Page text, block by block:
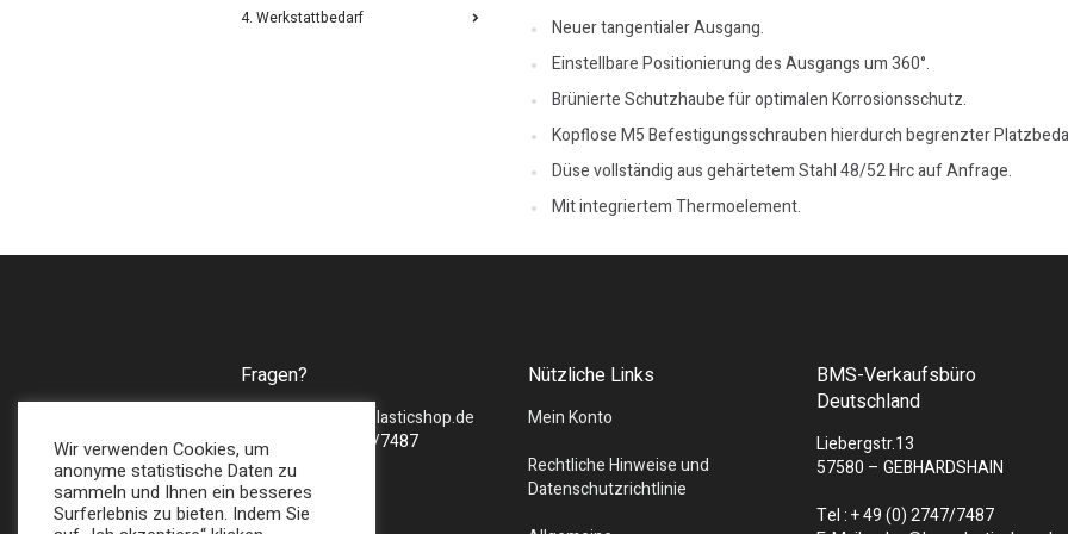
Neuer tangentialer Ausgang.
Einstellbare Positionierung des Ausgangs um 360°.
Brünierte Schutzhaube für optimalen Korrosionsschutz.
Kopflose M5 Befestigungsschrauben hierdurch begrenzter
Düse vollständig aus gehärtetem Stahl 48/52 Hrc auf Anfrage.
Mit integriertem Thermoelement.
4. Werkstattbedarf
Fragen?
sales@bmsplasticshop.de
Tel : + 49 (0) 2747/7487
Nützliche Links
Mein Konto
Rechtliche Hinweise und
Datenschutzrichtlinie
BMS-Verkaufsbüro
Deutschland
Liebergstr.13
57580 – GEBHARDSHAIN
Tel : + 49 (0) 2747/7487
Wir verwenden Cookies, um
anonyme statistische Daten zu
sammeln und Ihnen ein besseres
Surferlebnis zu bieten. Indem Sie